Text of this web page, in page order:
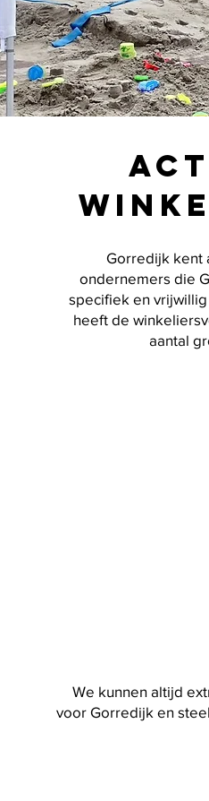
Gorredijk kent
ondernemers die
specifiek en
heeft de
aantal
We kunnen altijd
voor Gorredijk en